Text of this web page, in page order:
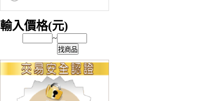
輸入價格(元)
~
找商品